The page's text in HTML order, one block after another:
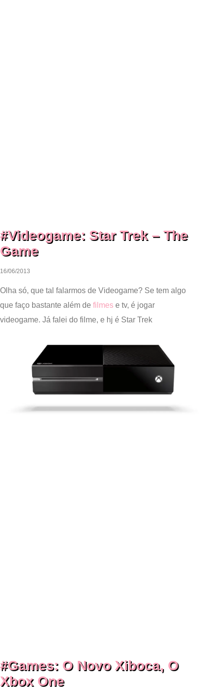
#Videogame: Star Trek – The
Game
16/06/2013
Olha só, que tal falarmos de Videogame? Se tem algo
que faço bastante além de filmes e tv, é jogar
videogame. Já falei do filme, e hj é Star Trek
#Games: O Novo Xiboca, O
Xbox One